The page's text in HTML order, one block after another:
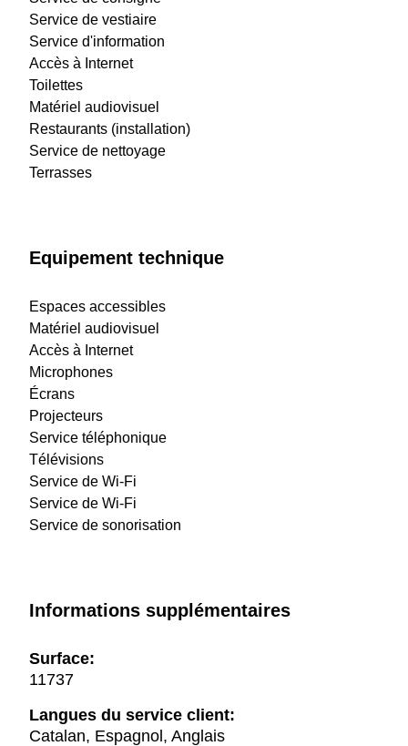
Service de vestiaire
Service d'information
Accès à Internet
Toilettes
Matériel audiovisuel
Restaurants (installation)
Service de nettoyage
Terrasses
Equipement technique
Espaces accessibles
Matériel audiovisuel
Accès à Internet
Microphones
Écrans
Projecteurs
Service téléphonique
Télévisions
Service de Wi-Fi
Service de Wi-Fi
Service de sonorisation
Informations supplémentaires
Surface:
11737
Langues du service client:
Catalan, Espagnol, Anglais